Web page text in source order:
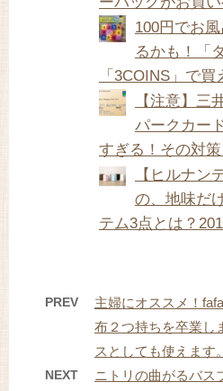
100円でお
るかも！「
「3COINS」で買
【注意】三
パークカー
すぎる！その対
【ヒルナン
の、地味だ
テム3点とは？
PREV
主婦にオススメ！
布２つ持ちを卒業し
スとしても使えます。
NEXT
ニトリの曲がるバス